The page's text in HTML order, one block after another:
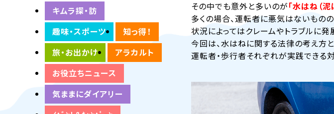
その中でも意外と多いのが「水はね（泥
多くの場合、運転者に悪気はないもの
状況によってはクレームやトラブルに発
今回は、水はねに関する法律の考え方と
運転者・歩行者それぞれが実践できる
キムラ探・訪
趣味・スポーツ
知っ得！
旅・お出かけ
アラカルト
お役立ちニュース
気ままにダイアリー